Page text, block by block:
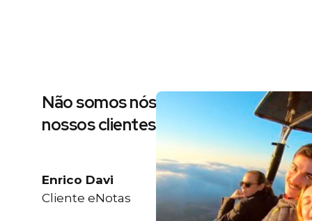
Não somos nós dizendo, são
nossos clientes
Enrico Davi
Cliente eNotas